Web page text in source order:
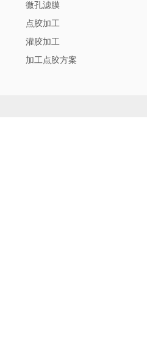
微孔滤膜
点胶加工
灌胶加工
加工点胶方案